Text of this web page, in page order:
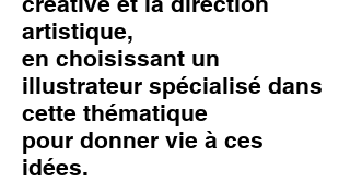
artistique,
en choisissant un
illustrateur spécialisé dans
cette thématique
pour donner vie à ces
idées.